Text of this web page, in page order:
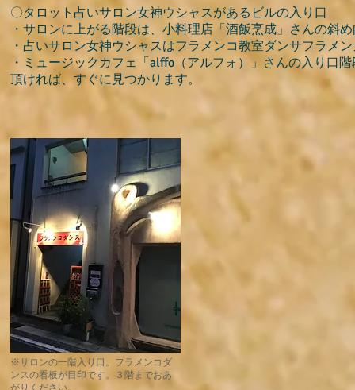
〇タロット占いサロン女神ウシャスがあるビルの入り口
・サロンに上がる階段は、小料理店「酒飯烹成」さんの斜
・占いサロン女神ウシャスはフラメンコ教室ダンサフラメ
・ミュージックカフェ「alffo（アルフォ）」さんの入り口
頂ければ、すぐに見つかります。
※サロンの一階入り口。フラメンコダ
ンスの看板が目印です。３階までおあ